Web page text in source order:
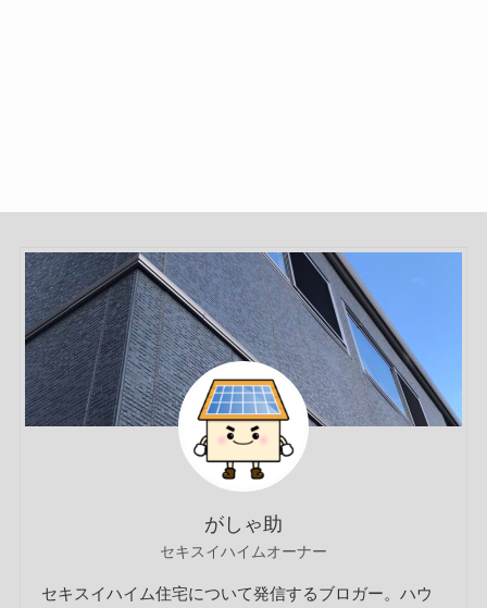
がしゃ助
セキスイハイムオーナー
セキスイハイム住宅について発信するブロガー。ハウ